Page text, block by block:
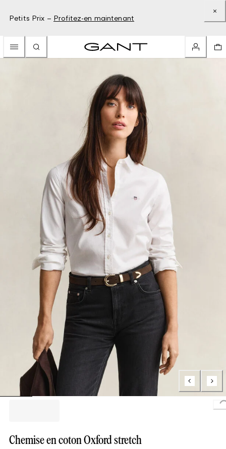
Petits Prix – Profitez-en maintenant
Chemise en coton Oxford stretch